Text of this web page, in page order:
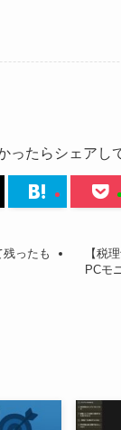
ったらシェアし
ったも
【税
PCモ